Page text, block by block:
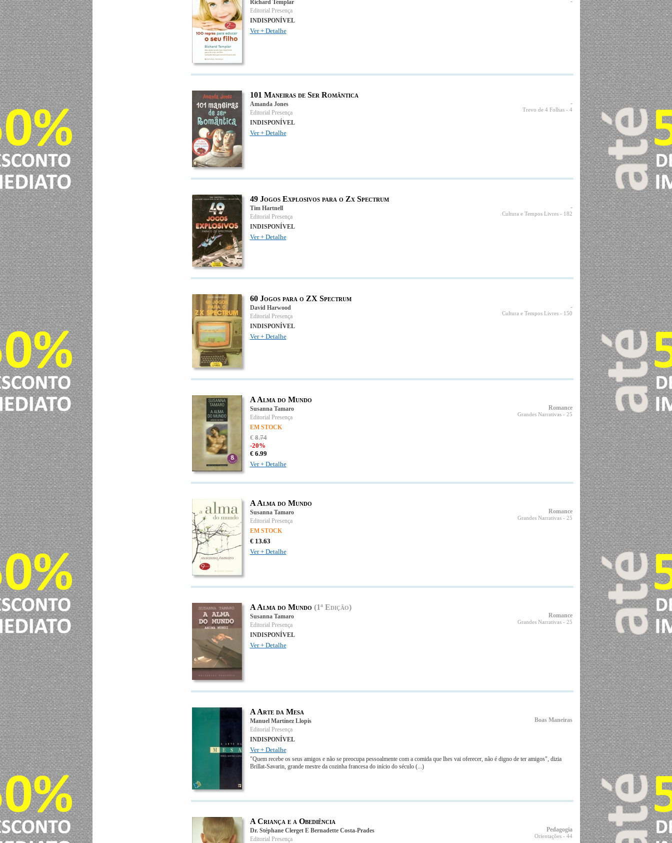
Richard Templar
Editorial Presença
INDISPONÍVEL
Ver + Detalhe
101 Maneiras de Ser Romântica
Amanda Jones
Editorial Presença
INDISPONÍVEL
Ver + Detalhe
-
Trevo de 4 Folhas- 4
49 Jogos Explosivos para o Zx Spectrum
Tim Hartnell
Editorial Presença
INDISPONÍVEL
Ver + Detalhe
-
Cultura e Tempos Livres- 182
60 Jogos para o ZX Spectrum
David Harwood
Editorial Presença
INDISPONÍVEL
Ver + Detalhe
-
Cultura e Tempos Livres- 150
A Alma do Mundo
Susanna Tamaro
Editorial Presença
EM STOCK
€8.74
-20%
€ 6.99
Ver + Detalhe
Romance
Grandes Narrativas- 25
A Alma do Mundo
Susanna Tamaro
Editorial Presença
EM STOCK
€ 13.63
Ver + Detalhe
Romance
Grandes Narrativas- 25
A Alma do Mundo (1ª Edição)
Susanna Tamaro
Editorial Presença
INDISPONÍVEL
Ver + Detalhe
Romance
Grandes Narrativas- 25
A Arte da Mesa
Manuel Martínez Llopis
Editorial Presença
INDISPONÍVEL
Ver + Detalhe
Boas Maneiras
"Quem recebe os seus amigos e não se preocupa pessoalmente com a comida que lhes vai oferecer, não é digno de ter amigos", dizia
Brillat-Savarin, grande mestre da cozinha francesa do início do século (...)
A Criança e a Obediência
Dr. Stéphane Clerget E Bernadette Costa-Prades
Editorial Presença
Pedagogia
Orientações- 44